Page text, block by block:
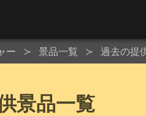
ー 景品一覧 過去の提
景品一覧